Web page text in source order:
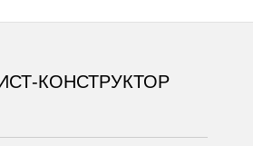
КОНСТРУКТОР